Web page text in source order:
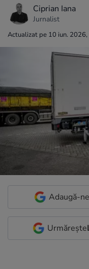
Ciprian Iana
Jurnalist
Actualizat pe 10 iun.
Adaugă-
Urmărește